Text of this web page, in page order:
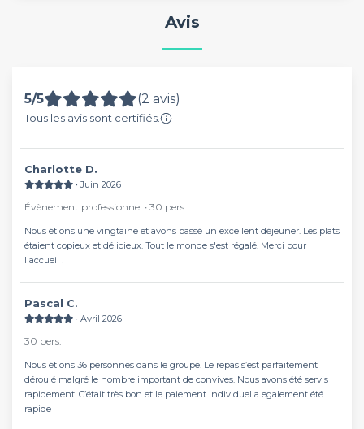
Avis
5/5 (2 avis)
Tous les avis sont certifiés.
Charlotte D.
∙ Juin 2026
Évènement professionnel ∙ 30 pers.
Nous étions une vingtaine et avons passé un excellent déjeuner. Les plats
étaient copieux et délicieux. Tout le monde s'est régalé. Merci pour
l'accueil !
Pascal C.
∙ Avril 2026
30 pers.
Nous étions 36 personnes dans le groupe. Le repas s’est parfaitement
déroulé malgré le nombre important de convives. Nous avons été servis
rapidement. C’était très bon et le paiement individuel a egalement été
rapide